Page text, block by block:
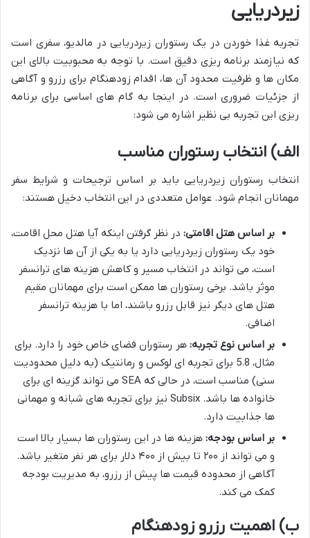
زیردریایی
تجربه غذا خوردن در یک رستوران زیردریایی در مالدیو، سفری است
که نیازمند برنامه ریزی دقیق است. با توجه به محبوبیت بالای این
مکان ها و ظرفیت محدود آن ها، اقدام زودهنگام برای رزرو و آگاهی
از جزئیات ضروری است. در اینجا به گام های اساسی برای برنامه
ریزی این تجربه بی نظیر اشاره می شود:
الف) انتخاب رستوران مناسب
انتخاب رستوران زیردریایی باید بر اساس ترجیحات و شرایط سفر
مهمانان انجام شود. عوامل متعددی در این انتخاب دخیل هستند:
بر اساس هتل اقامتی: در نظر گرفتن اینکه آیا هتل محل اقامت،
خود یک رستوران زیردریایی دارد یا به یکی از آن ها نزدیک
است، می تواند در انتخاب مسیر و کاهش هزینه های ترانسفر
موثر باشد. برخی رستوران ها ممکن است برای مهمانان مقیم
هتل های دیگر نیز قابل رزرو باشند، اما با هزینه ترانسفر
اضافی.
بر اساس نوع تجربه: هر رستوران فضای خاص خود را دارد. برای
مثال، 5.8 برای تجربه ای لوکس و رمانتیک (به دلیل محدودیت
سنی) مناسب است، در حالی که SEA می تواند گزینه ای برای
خانواده ها باشد. Subsix نیز برای تجربه های شبانه و مهمانی
ها جذابیت دارد.
بر اساس بودجه: هزینه ها در این رستوران ها بسیار بالا است
و می تواند از ۲۰۰ تا بیش از ۴۰۰ دلار برای هر نفر متغیر باشد.
آگاهی از محدوده قیمت ها پیش از رزرو، به مدیریت بودجه
کمک می کند.
ب) اهمیت رزرو زودهنگام